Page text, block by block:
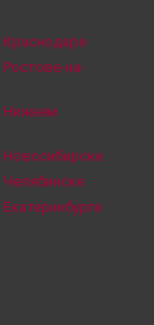
Краснодаре
Ростове-на-
Нижнем
Новосибирске
Челябинске
Екатеринбурге